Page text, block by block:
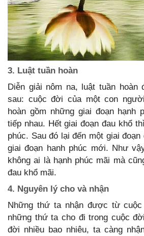
3. Luật tuần hoàn
Diễn giải nôm na, luật tuần hoàn
sau: cuộc đời của một con
hoàn gồm những giai đoạn hạnh
tiếp nhau. Hết giai đoạn đau khổ
phúc. Sau đó lại đến một giai
giai đoạn hanh phúc mới. Như
không ai là hạnh phúc mãi mà
đau khổ mãi.
4. Nguyên lý cho và nhận
Những thứ ta nhận được từ
những thứ ta cho đi trong cuộc
đời nhiều bao nhiêu, ta càng